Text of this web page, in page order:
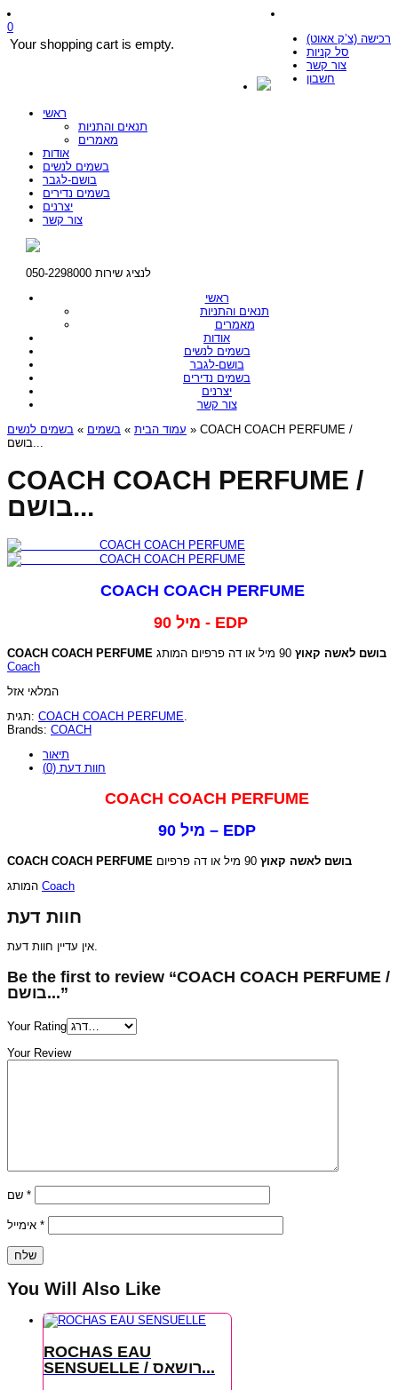
רכישה (צ’ק אאוט)
סל קניות
צור קשר
חשבון
0
Your shopping cart is empty.
ראשי
תנאים והתניות
מאמרים
אודות
בשמים לנשים
בושם-לגבר
בשמים נדירים
יצרנים
צור קשר
לנציג שירות 050-2298000
ראשי
תנאים והתניות
מאמרים
אודות
בשמים לנשים
בושם-לגבר
בשמים נדירים
יצרנים
צור קשר
עמוד הבית » בשמים » בשמים לנשים
» COACH COACH PERFUME /
בושם...
COACH COACH PERFUME /
בושם...
COACH COACH PERFUME
90 מיל - EDP
COACH COACH PERFUME בושם לאשה קאוץ
Coach
המלאי אזל
תגית: COACH COACH PERFUME.
Brands: COACH
תיאור
חוות דעת (0)
COACH COACH PERFUME
90 מיל – EDP
COACH COACH PERFUME בושם לאשה קאוץ
Coach
חוות דעת
אין עדיין חוות דעת.
Be the first to review “COACH COACH PERFUME /
בושם...”
Your Rating
Your Review
*
*
You Will Also Like
ROCHAS EAU
SENSUELLE / רושאס...